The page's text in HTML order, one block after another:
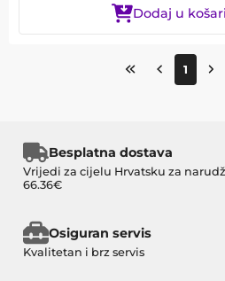
Dodaj u
1
Besplatna dostava
Vrijedi za cijelu Hrvatsku za
66.36€
Osiguran servis
Kvalitetan i brz servis